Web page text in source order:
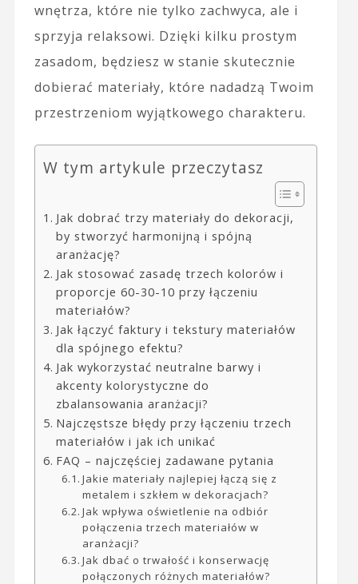
wnętrza, które nie tylko zachwyca, ale i
sprzyja relaksowi. Dzięki kilku prostym
zasadom, będziesz w stanie skutecznie
dobierać materiały, które nadadzą Twoim
przestrzeniom wyjątkowego charakteru.
W tym artykule przeczytasz
Jak dobrać trzy materiały do dekoracji,
by stworzyć harmonijną i spójną
aranżację?
Jak stosować zasadę trzech kolorów i
proporcje 60-30-10 przy łączeniu
materiałów?
Jak łączyć faktury i tekstury materiałów
dla spójnego efektu?
Jak wykorzystać neutralne barwy i
akcenty kolorystyczne do
zbalansowania aranżacji?
Najczęstsze błędy przy łączeniu trzech
materiałów i jak ich unikać
FAQ – najczęściej zadawane pytania
Jakie materiały najlepiej łączą się z
metalem i szkłem w dekoracjach?
Jak wpływa oświetlenie na odbiór
połączenia trzech materiałów w
aranżacji?
Jak dbać o trwałość i konserwację
połączonych różnych materiałów?